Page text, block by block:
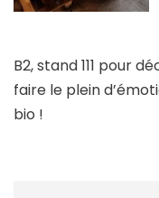
B2, stand 111 pour
faire le plein
bio !